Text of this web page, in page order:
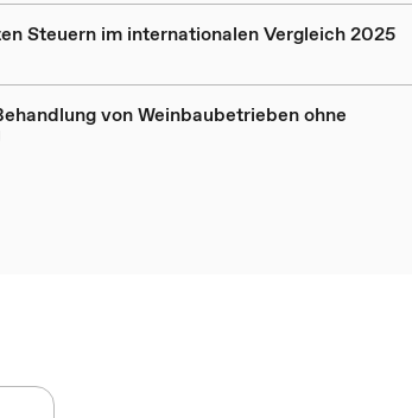
Steuern im internationalen Vergleich 2025
von Weinbaubetrieben ohne